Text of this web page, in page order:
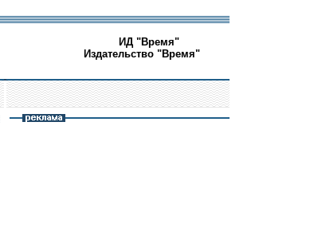
ИД "Время"
Издательство "Время"